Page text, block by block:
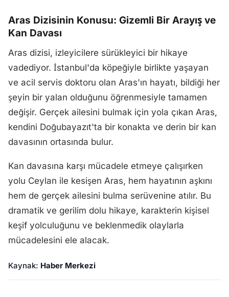
Aras Dizisinin Konusu: Gizemli Bir Arayış ve
Kan Davası
Aras dizisi, izleyicilere sürükleyici bir hikaye
vadediyor. İstanbul'da köpeğiyle birlikte yaşayan
ve acil servis doktoru olan Aras'ın hayatı, bildiği her
şeyin bir yalan olduğunu öğrenmesiyle tamamen
değişir. Gerçek ailesini bulmak için yola çıkan Aras,
kendini Doğubayazıt'ta bir konakta ve derin bir kan
davasının ortasında bulur.
Kan davasına karşı mücadele etmeye çalışırken
yolu Ceylan ile kesişen Aras, hem hayatının aşkını
hem de gerçek ailesini bulma serüvenine atılır. Bu
dramatik ve gerilim dolu hikaye, karakterin kişisel
keşif yolculuğunu ve beklenmedik olaylarla
mücadelesini ele alacak.
Kaynak: Haber Merkezi